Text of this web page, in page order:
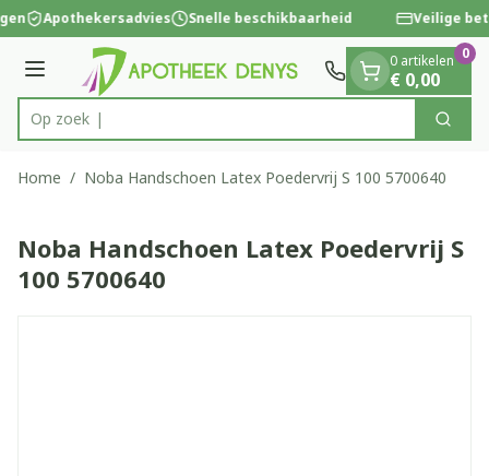
Ga naar de inhoud
1 van 1
Apothekersadvies Snelle beschikbaarheid Veilige
Menu
Product, merk, categorie...
Op zoek naar Zoek
0 artikelen
€ 0,00
0
Home / Noba Handschoen Latex Poedervrij S 100 5700640
Noba Handschoen Latex Poedervrij S
100 5700640